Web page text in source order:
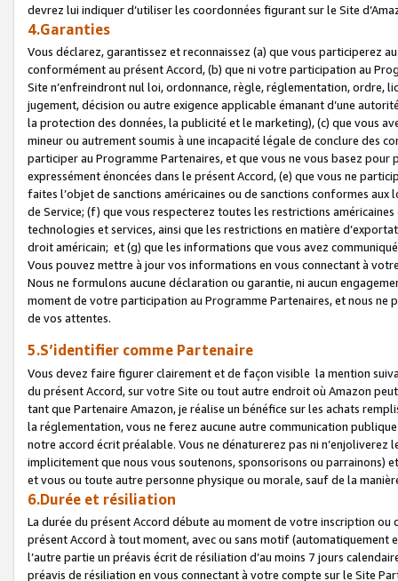
devrez lui indiquer d’utiliser les coordonnées figurant sur le Site
4.Garanties
Vous déclarez, garantissez et reconnaissez (a) que vous participerez
conformément au présent Accord, (b) que ni votre participation au
Site n’enfreindront nul loi, ordonnance, règle, réglementation, ordre,
jugement, décision ou autre exigence applicable émanant d’une
la protection des données, la publicité et le marketing), (c) que vous
mineur ou autrement soumis à une incapacité légale de conclure des
participer au Programme Partenaires, et que vous ne vous basez
expressément énoncées dans le présent Accord, (e) que vous ne
faites l’objet de sanctions américaines ou de sanctions conformes
de Service; (f) que vous respecterez toutes les restrictions
technologies et services, ainsi que les restrictions en matière
droit américain; et (g) que les informations que vous avez
Vous pouvez mettre à jour vos informations en vous connectant à
Nous ne formulons aucune déclaration ou garantie, ni aucun
moment de votre participation au Programme Partenaires, et nous
de vos attentes.
5.S’identifier comme Partenaire
Vous devez faire figurer clairement et de façon visible la mention
du présent Accord, sur votre Site ou tout autre endroit où Amazon
tant que Partenaire Amazon, je réalise un bénéfice sur les achats
la réglementation, vous ne ferez aucune autre communication
notre accord écrit préalable. Vous ne dénaturerez pas ni
implicitement que nous vous soutenons, sponsorisons ou parrainons)
et vous ou toute autre personne physique ou morale, sauf de la
6.Durée et résiliation
La durée du présent Accord débute au moment de votre inscription
présent Accord à tout moment, avec ou sans motif (automatiquement
l’autre partie un préavis écrit de résiliation d’au moins 7 jours
préavis de résiliation en vous connectant à votre compte sur le Site